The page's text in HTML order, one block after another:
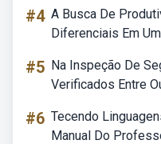
#4 A Busca De
Diferenciais Em
#5 Na Inspeção De
Verificados Entre
#6 Tecendo
Manual Do